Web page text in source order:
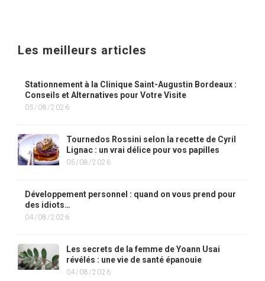
Les meilleurs articles
Stationnement à la Clinique Saint-Augustin Bordeaux :
Conseils et Alternatives pour Votre Visite
05/08/2026
Tournedos Rossini selon la recette de Cyril
Lignac : un vrai délice pour vos papilles
05/08/2026
Développement personnel : quand on vous prend pour
des idiots…
04/08/2026
Les secrets de la femme de Yoann Usai
révélés : une vie de santé épanouie
04/08/2026